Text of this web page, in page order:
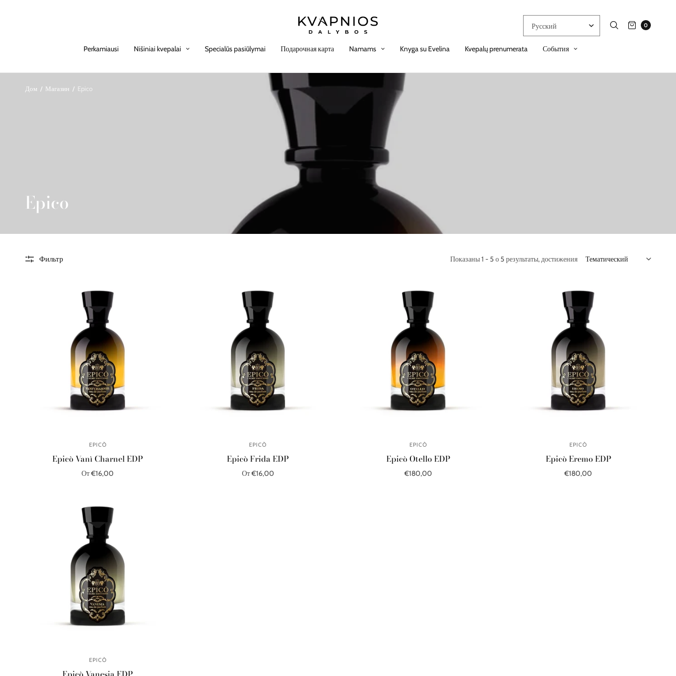
0
Perkamiausi Nišiniai kvepalai Specialūs pasiūlymai Подарочная карта Namams Knyga su Evelina Kvepalų prenumerata События
Дом / Магазин / Epico
Epico
Фильтр Показаны 1 - 5 о 5 результаты, достижения
EPICÒ
Epicò Vanì Charnel EDP
От €16,00
EPICÒ
Epicò Frida EDP
От €16,00
EPICÒ
Epicò Otello EDP
€180,00
EPICÒ
Epicò Eremo EDP
€180,00
EPICÒ